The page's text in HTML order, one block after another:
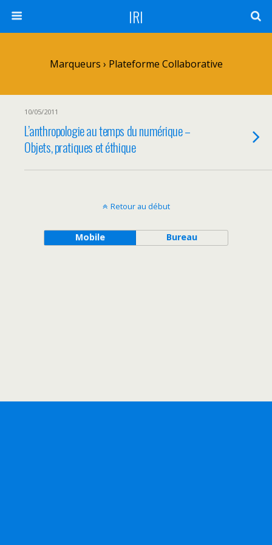
IRI
Marqueurs › Plateforme Collaborative
10/05/2011
L’anthropologie au temps du numérique –
Objets, pratiques et éthique
Retour au début
Mobile Bureau